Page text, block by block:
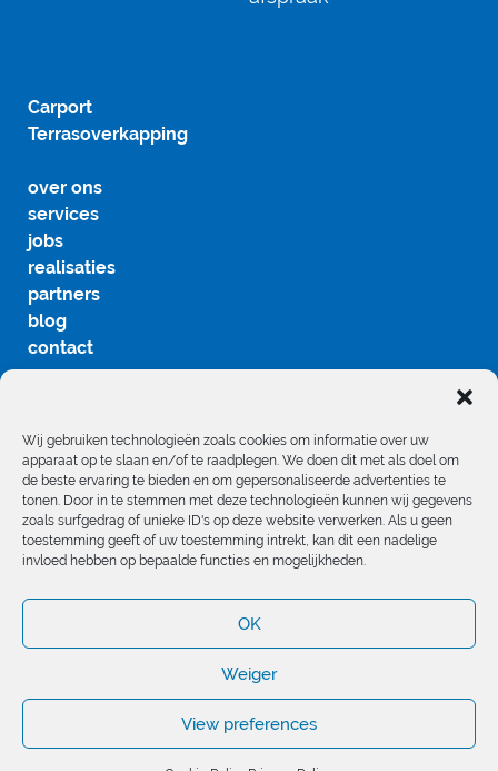
Wij gebruiken technologieën zoals cookies om informatie over uw
apparaat op te slaan en/of te raadplegen. We doen dit met als doel om
de beste ervaring te bieden en om gepersonaliseerde advertenties te
tonen. Door in te stemmen met deze technologieën kunnen wij gegevens
zoals surfgedrag of unieke ID's op deze website verwerken. Als u geen
toestemming geeft of uw toestemming intrekt, kan dit een nadelige
invloed hebben op bepaalde functies en mogelijkheden.
OK
Weiger
View preferences
Carport
Terrasoverkapping
over ons
services
jobs
realisaties
partners
blog
contact
volg ons
Cookie Policy